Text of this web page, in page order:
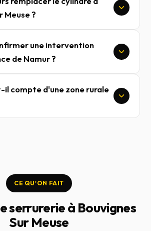
Meuse ?
une intervention
de Namur ?
il compte d'une zone rurale
CE QU'ON FAIT
serrurerie à Bouvignes
Sur Meuse